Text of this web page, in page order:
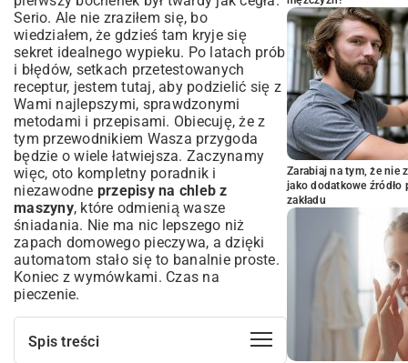
Serio. Ale nie zraziłem się, bo
wiedziałem, że gdzieś tam kryje się
sekret idealnego wypieku. Po latach prób
i błędów, setkach przetestowanych
receptur, jestem tutaj, aby podzielić się z
Wami najlepszymi, sprawdzonymi
metodami i przepisami. Obiecuję, że z
tym przewodnikiem Wasza przygoda
będzie o wiele łatwiejsza. Zaczynamy
więc, oto kompletny poradnik i
niezawodne przepisy na chleb z
maszyny, które odmienią wasze
śniadania. Nie ma nic lepszego niż
zapach domowego pieczywa, a dzięki
automatom stało się to banalnie proste.
Koniec z wymówkami. Czas na
pieczenie.
Spis treści
Zarabiaj na tym, że nie
jako dodatkowe
zakładu